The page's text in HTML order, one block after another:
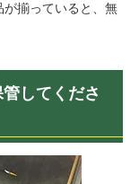
揃っていると、無
してくださ